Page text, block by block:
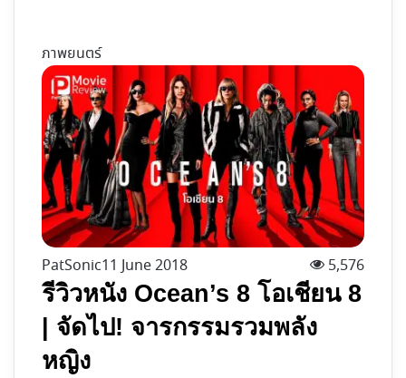
ภาพยนตร์
PatSonic11 June 2018 5,576
รีวิวหนัง Ocean’s 8 โอเชียน 8
| จัดไป! จารกรรมรวมพลัง
หญิง